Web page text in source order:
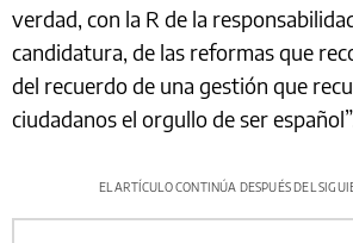
verdad, con la R de la
candidatura, de las reformas que
del recuerdo de una gestión que
ciudadanos el orgullo de ser
EL ARTÍCULO CONTINÚA DESPUÉS DEL